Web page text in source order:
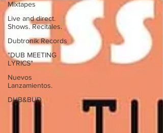
Mixtapes
Live and direct.
Shows. Recitales.
Dubtronik Records
"DUB MEETING
LYRICS"
Nuevos
Lanzamientos.
DUB&BUD